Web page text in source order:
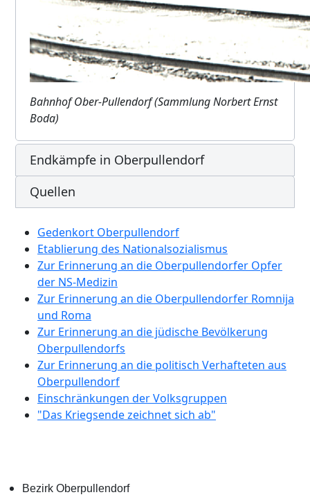
Bahnhof Ober-Pullendorf (Sammlung Norbert Ernst
Boda)
Endkämpfe in Oberpullendorf
Quellen
Gedenkort Oberpullendorf
Etablierung des Nationalsozialismus
Zur Erinnerung an die Oberpullendorfer Opfer
der NS-Medizin
Zur Erinnerung an die Oberpullendorfer Romnija
und Roma
Zur Erinnerung an die jüdische Bevölkerung
Oberpullendorfs
Zur Erinnerung an die politisch Verhafteten aus
Oberpullendorf
Einschränkungen der Volksgruppen
"Das Kriegsende zeichnet sich ab"
Bezirk Oberpullendorf